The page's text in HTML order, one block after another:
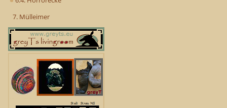
7. Mülleimer